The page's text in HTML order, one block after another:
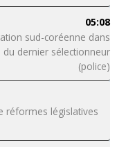
05:08
sud-coréenne dans
dernier sélectionneur
(police)
réformes législatives